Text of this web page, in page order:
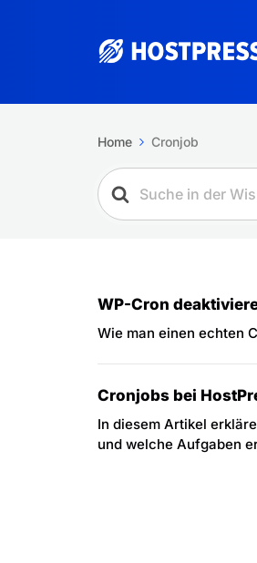
Home Cronjob
WP-Cron
Wie man einen echten
Cronjobs bei
In diesem Artikel
und welche Aufgaben